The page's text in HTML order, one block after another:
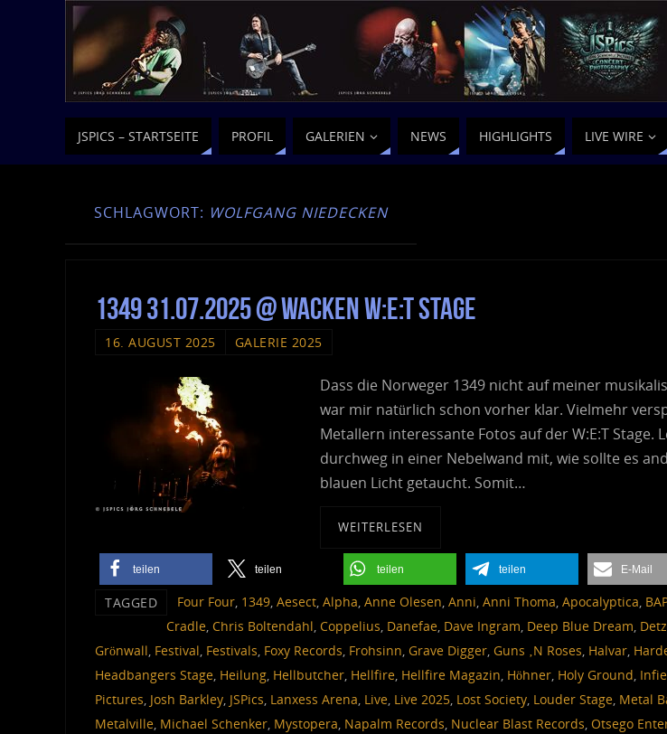
JSPICS – STARTSEITE PROFIL GALERIEN NEWS HIGHLIGHTS LIVE WIRE
SCHLAGWORT: WOLFGANG NIEDECKEN
1349 31.07.2025 @ Wacken W:E:T Stage
16. AUGUST 2025 GALERIE 2025
Dass die Norweger 1349 nicht auf meiner
war mir natürlich schon vorher klar. Vielmehr
Metallern interessante Fotos auf der W:E:T Stage.
durchweg in einer Nebelwand mit, wie sollte es
blauen Licht getaucht. Somit…
WEITERLESEN
teilen teilen teilen teilen E-Mail
TAGGED ‎ Four Four, 1349, Aesect, Alpha, Anne Olesen, Anni, Anni Thoma, Apocalyptica,
Cradle, Chris Boltendahl, Coppelius, Danefae, Dave Ingram, Deep Blue Dream,
Grönwall, Festival, Festivals, Foxy Records, Frohsinn, Grave Digger, Guns ‚N Roses, Halvar,
Headbangers Stage, Heilung, Hellbutcher, Hellfire, Hellfire Magazin, Höhner, Holy Ground,
Pictures, Josh Barkley, JSPics, Lanxess Arena, Live, Live 2025, Lost Society, Louder Stage, Metal
Metalville, Michael Schenker, Mystopera, Napalm Records, Nuclear Blast Records, Otsego